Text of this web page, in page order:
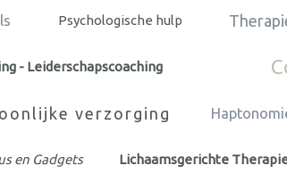
Psychologische hulp
- Leiderschapscoaching
verzorging
en Gadgets Lichaamsgerichte